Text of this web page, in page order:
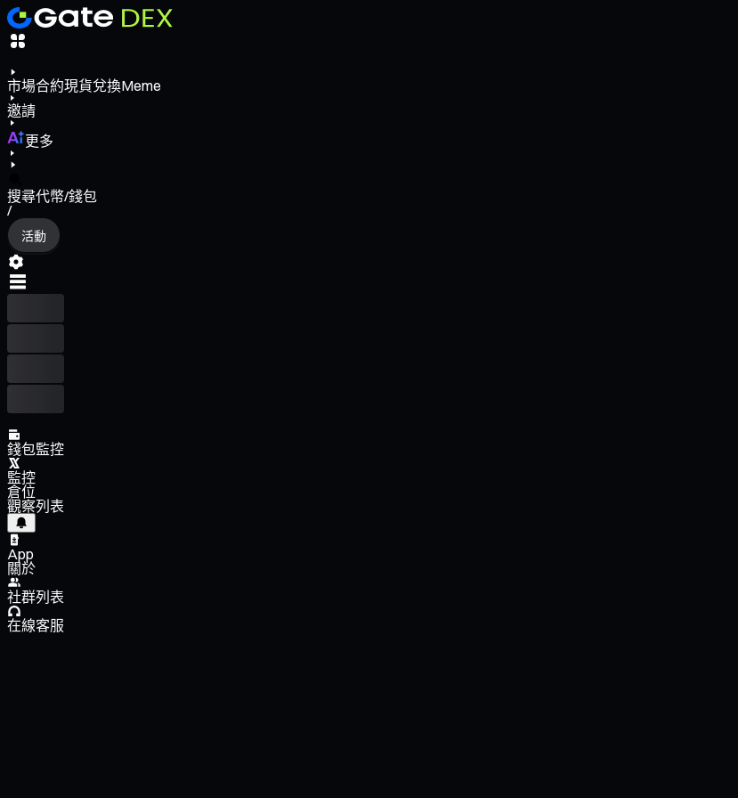
市場合約現貨兌換Meme
邀請
更多
搜尋代幣/錢包
/
活動
錢包監控
監控
倉位
觀察列表
App
關於
社群列表
在線客服